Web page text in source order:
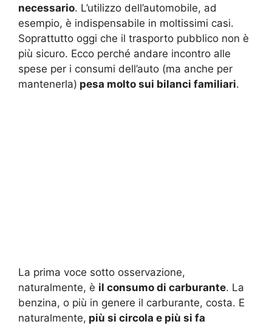
necessario. L’utilizzo dell’automobile, ad
esempio, è indispensabile in moltissimi casi.
Soprattutto oggi che il trasporto pubblico non è
più sicuro. Ecco perché andare incontro alle
spese per i consumi dell’auto (ma anche per
mantenerla) pesa molto sui bilanci familiari.
La prima voce sotto osservazione,
naturalmente, è il consumo di carburante. La
benzina, o più in genere il carburante, costa. E
naturalmente, più si circola e più si fa